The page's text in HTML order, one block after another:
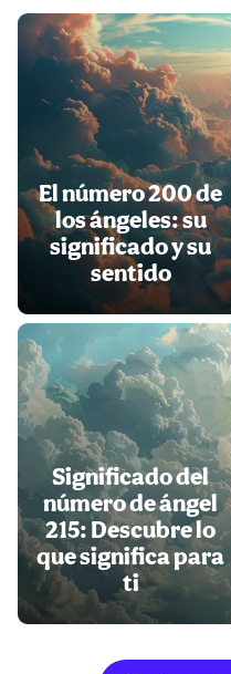
El número 200 de
los ángeles: su
significado y su
sentido
Significado del
número de ángel
215: Descubre lo
que significa para
ti